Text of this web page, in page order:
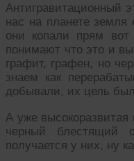
Антигравитационный
нас на планете земля
они копали прям
понимают что это и
графит, графен, но
знаем как
добывали, их цель
А уже высокоразвитая
черный блестящий
получается у них, ну